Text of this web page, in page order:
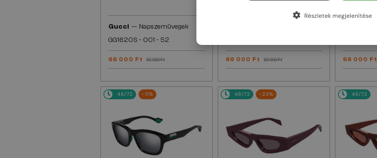
Gucci — Napszemüvegek
GG1620S - 001 - 52
66 000 Ft 82 000 Ft 66 000 Ft 82 000 Ft 66 000 Ft
48/72 -11% 48/72 -23% 48/72
Részletek megjelenítése